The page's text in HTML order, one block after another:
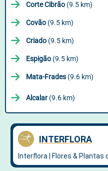
Corte Cibrão (9.5 km)
Covão (9.5 km)
Criado (9.5 km)
Espigão (9.5 km)
Mata-Frades (9.6 km)
Alcalar(9.6 km)